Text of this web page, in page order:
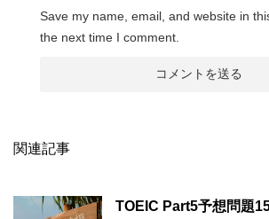
Save my name, email, and website in
the next time I comment.
関連記事
TOEIC Part5予想問題